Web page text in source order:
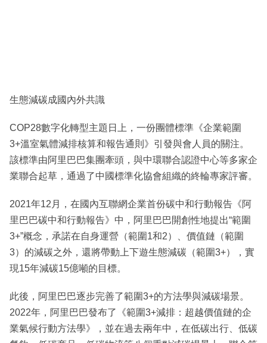
生態減碳成國內外共識
COP28數字化轉型主題日上，一份團體標準《企業範圍
3+溫室氣體減排核算和報告通則》引發與會人員的關注。
該標準由阿里巴巴集團牽頭，與中環聯合認證中心等多家企
業聯合起草，通過了中國標準化協會組織的終輪專家評審。
2021年12月，在國內互聯網企業首份碳中和行動報告《阿
里巴巴碳中和行動報告》中，阿里巴巴開創性地提出“範圍
3+”概念，承諾在自身運營（範圍1和2）、價值鏈（範圍
3）的減碳之外，還將帶動上下遊生態減碳（範圍3+），實
現15年減碳15億噸的目標。
此後，阿里巴巴逐步完善了範圍3+的方法學與減碳場景。
2022年，阿里巴巴發布了《範圍3+減排：超越價值鏈的企
業氣候行動方法學》，並在過去兩年中，在低碳出行、低碳